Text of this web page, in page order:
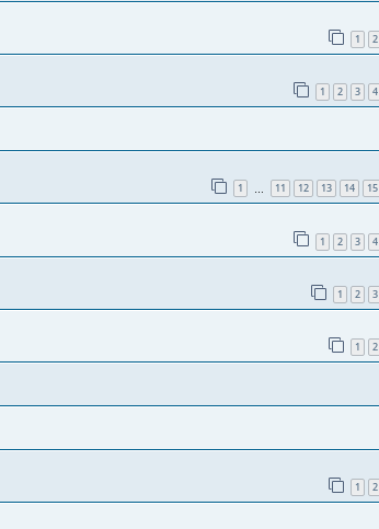
1 2
1 2 3 4
1 … 11 12 13 14 15
1 2 3 4
1 2 3
1 2
1 2